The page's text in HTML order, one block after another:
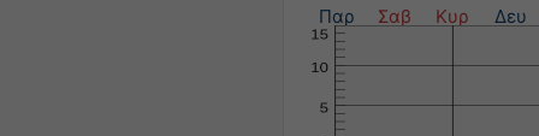
Παρ
Σαβ Κυρ Δευ